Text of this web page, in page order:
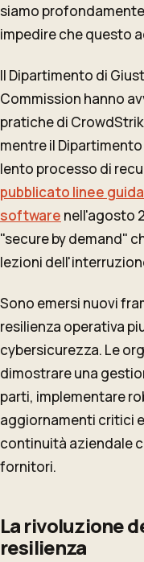
siamo
impedire che questo
Il Dipartimento di
Commission hanno
pratiche di
mentre il
lento processo di
pubblicato linee
software nell'agosto
"secure by demand"
lezioni
Sono emersi nuovi
resilienza operativa
cybersicurezza. Le
dimostrare una
parti, implementare
aggiornamenti critici
continuità aziendale
fornitori.
La rivoluzione
resilienza